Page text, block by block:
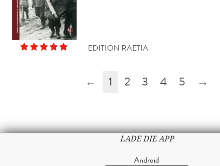
EDITION RAETIA
← 1 2 3 4 5 →
LADE DIE APP
Android